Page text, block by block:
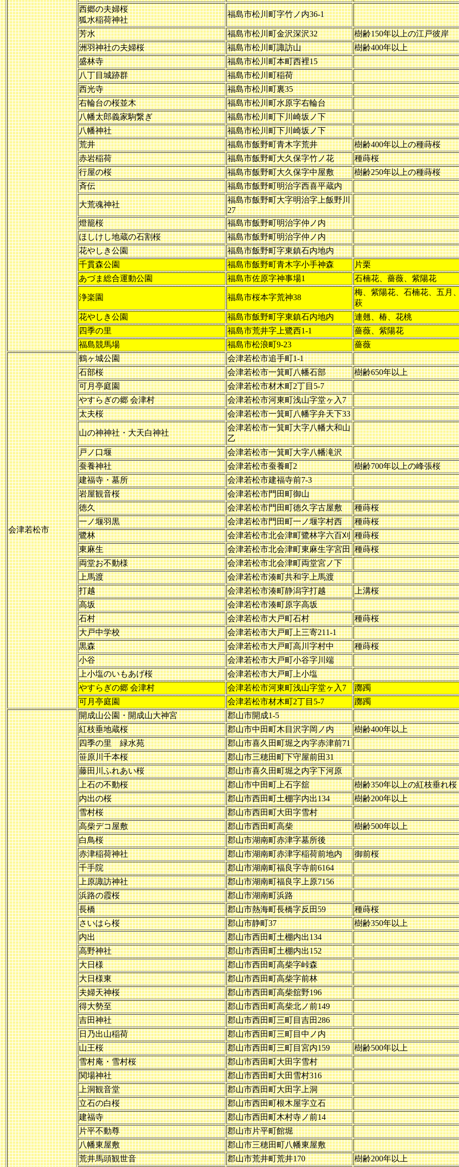
西郷の夫婦桜
狐水稲荷神社
福島市松川町字竹ノ内36-1
芳水 福島市松川町金沢深沢32
樹齢150年以上の江戸彼岸
洲羽神社の夫婦桜
福島市松川町諏訪山
樹齢400年以上
盛林寺
福島市松川町本町西裡15
八丁目城跡群
福島市松川町稲荷
西光寺
福島市松川町裏35
右輪台の桜並木
福島市松川町水原字右輪台
八幡太郎義家駒繋ぎ
福島市松川町下川崎坂ノ下
八幡神社
福島市松川町下川崎坂ノ下
荒井
福島市飯野町青木字荒井
樹齢400年以上の種蒔桜
赤岩稲荷
福島市飯野町大久保字竹ノ花
種蒔桜
行屋の桜
福島市飯野町大久保字中屋敷
樹齢250年以上の種蒔桜
斉伝
福島市飯野町明治字西喜平蔵内
大荒魂神社
福島市飯野町大字明治字上飯野川
27
燈籠桜
福島市飯野町明治字仲ノ内
ほしけし地蔵の石割桜
福島市飯野町明治字仲ノ内
花やしき公園
福島市飯野町字東鎮石内地内
千貫森公園
福島市飯野町青木字小手神森
片栗
あづま総合運動公園
福島市佐原字神事場1 石楠花、薔薇、紫陽花
浄楽園 福島市桜本字荒神38
梅、紫陽花、石楠花、五月
萩
花やしき公園
福島市飯野町字東鎮石内地内
連翹、椿、花桃
四季の里
福島市荒井字上鷺西1-1
薔薇、紫陽花
福島競馬場
福島市松浪町9-23 薔薇
会津若松市
鶴ヶ城公園
会津若松市追手町1-1
石部桜
会津若松市一箕町八幡石部
樹齢650年以上
可月亭庭園
会津若松市材木町2丁目5-7
やすらぎの郷 会津村
会津若松市河東町浅山字堂ヶ入7
太夫桜
会津若松市一箕町八幡字弁天下33
山の神神社・大天白神社
会津若松市一箕町大字八幡大和山
乙
戸ノ口堰
会津若松市一箕町大字八幡滝沢
蚕養神社
会津若松市蚕養町2
樹齢700年以上の峰張桜
建福寺・墓所
会津若松市建福寺前7-3
岩屋観音桜
会津若松市門田町御山
徳久
会津若松市門田町徳久字古屋敷
種蒔桜
一ノ堰羽黒
会津若松市門田町一ノ堰字村西
種蒔桜
鷺林
会津若松市北会津町鷺林字六百刈 種蒔桜
東麻生
会津若松市北会津町東麻生字宮田 種蒔桜
両堂お不動様
会津若松市北会津町両堂宮ノ下
上馬渡
会津若松市湊町共和字上馬渡
打越
会津若松市湊町静潟字打越
上溝桜
高坂
会津若松市湊町原字高坂
石村
会津若松市大戸町石村
種蒔桜
大戸中学校
会津若松市大戸町上三寄211-1
黒森
会津若松市大戸町高川字村中
種蒔桜
小谷
会津若松市大戸町小谷字川端
上小塩のいもあげ桜
会津若松市大戸町上小塩
やすらぎの郷 会津村
会津若松市河東町浅山字堂ヶ入7
躑躅
可月亭庭園
会津若松市材木町2丁目5-7
躑躅
開成山公園・開成山大神宮
郡山市開成1-5
紅枝垂地蔵桜
郡山市中田町木目沢字岡ノ内
樹齢400年以上
四季の里 緑水苑
郡山市喜久田町堀之内字赤津前71
笹原川千本桜
郡山市三穂田町下守屋前田31
藤田川ふれあい桜
郡山市喜久田町堀之内字下河原
上石の不動桜
郡山市中田町上石字舘
樹齢350年以上の紅枝垂れ桜
内出の桜
郡山市西田町土棚字内出134
樹齢200年以上
雪村桜
郡山市西田町大田字雪村
高柴デコ屋敷
郡山市西田町高柴
樹齢500年以上
白鳥桜
郡山市湖南町赤津字墓所後
赤津稲荷神社
郡山市湖南町赤津字稲荷前地内
御前桜
千手院
郡山市湖南町福良字寺前6164
上原諏訪神社
郡山市湖南町福良字上原7156
浜路の霞桜
郡山市湖南町浜路
長橋
郡山市熱海町長橋字反田59
種蒔桜
さいはら桜
郡山市静町37
樹齢350年以上
内出
郡山市西田町土棚内出134
高野神社
郡山市西田町土棚内出152
大日様
郡山市西田町高柴字峠森
大日様東
郡山市西田町高柴字前林
夫婦天神桜
郡山市西田町高柴舘野196
得大勢至
郡山市西田町高柴北ノ前149
吉田神社
郡山市西田町三町目吉田286
日乃出山稲荷
郡山市西田町三町目中ノ内
山王桜
郡山市西田町三町目宮内159
樹齢500年以上
雪村庵・雪村桜
郡山市西田町大田字雪村
関場神社
郡山市西田町大田雪村316
上洞観音堂
郡山市西田町大田字上洞
立石の白桜
郡山市西田町根木屋字立石
建福寺
郡山市西田町木村寺ノ前14
片平不動尊
郡山市片平町館堀
八幡東屋敷
郡山市三穂田町八幡東屋敷
荒井馬頭観世音
郡山市荒井町荒井170 樹齢200年以上